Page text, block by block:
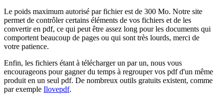
Le poids maximum autorisé par fichier est de 300 Mo. Notre site
permet de contrôler certains éléments de vos fichiers et de les
convertir en pdf, ce qui peut être assez long pour les documents qui
comportent beaucoup de pages ou qui sont très lourds, merci de
votre patience.
Enfin, les fichiers étant à télécharger un par un, nous vous
encourageons pour gagner du temps à regrouper vos pdf d'un même
produit en un seul pdf. De nombreux outils gratuits existent, comme
par exemple Ilovepdf.